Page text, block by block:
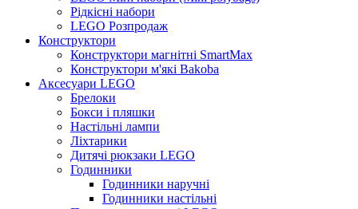
Рідкісні набори
LEGO Розпродаж
Конструктори
Конструктори магнітні SmartMax
Конструктори м'які Bakoba
Аксесуари LEGO
Брелоки
Бокси і пляшки
Настільні лампи
Ліхтарики
Дитячі рюкзаки LEGO
Годинники
Годинники наручні
Годинники настільні